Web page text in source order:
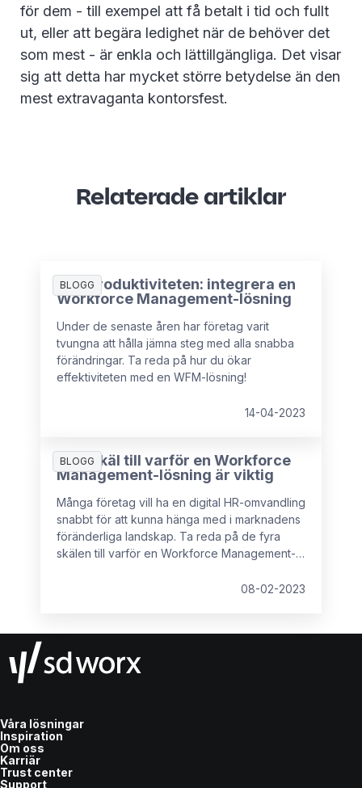
för dem - till exempel att få betalt i tid och fullt
ut, eller att begära ledighet när de behöver det
som mest - är enkla och lättillgängliga. Det visar
sig att detta har mycket större betydelse än den
mest extravaganta kontorsfest.
Relaterade artiklar
BLOGG
Öka produktiviteten: integrera en
Workforce Management-lösning
Under de senaste åren har företag varit
tvungna att hålla jämna steg med alla snabba
förändringar. Ta reda på hur du ökar
effektiviteten med en WFM-lösning!
14-04-2023
BLOGG
Fyra skäl till varför en Workforce
Management-lösning är viktig
Många företag vill ha en digital HR-omvandling
snabbt för att kunna hänga med i marknadens
föränderliga landskap. Ta reda på de fyra
skälen till varför en Workforce Management-
08-02-2023
Våra lösningar
Inspiration
Om oss
Karriär
Trust center
Support